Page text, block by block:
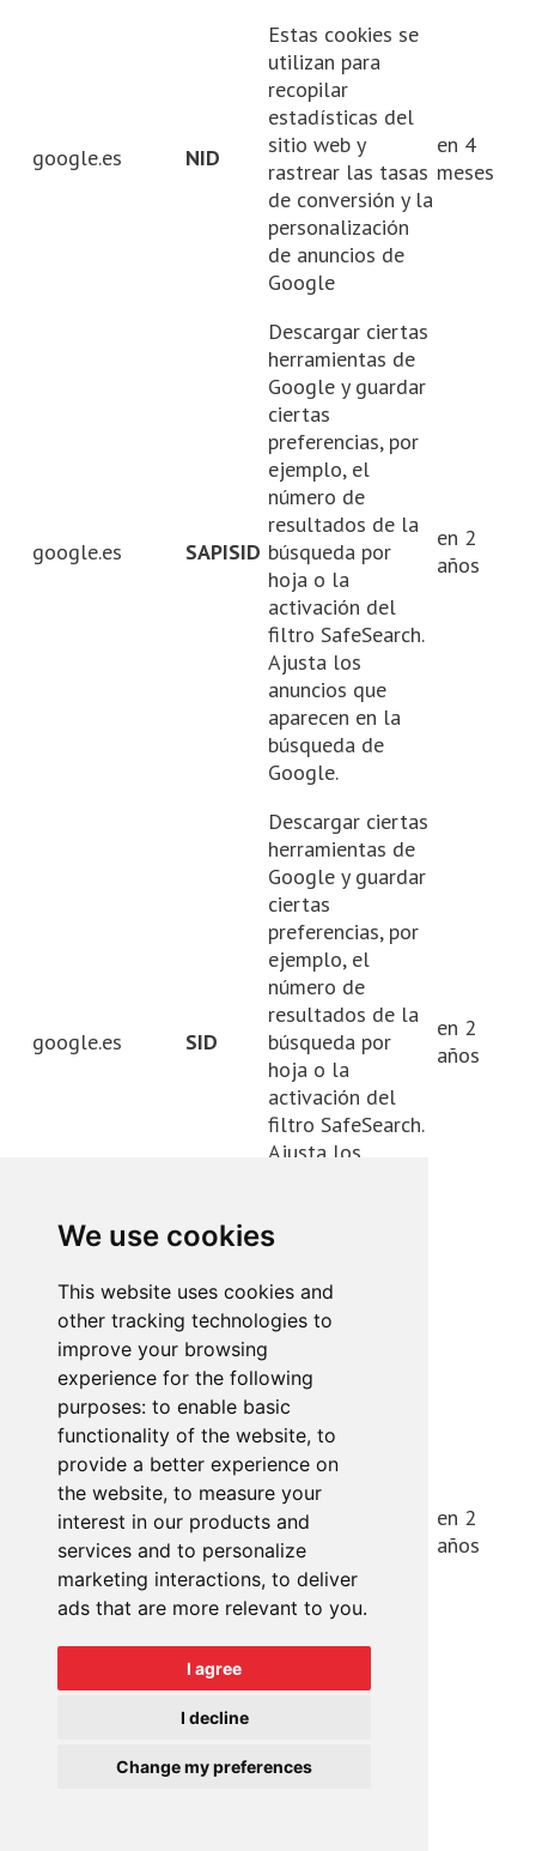
We use cookies
This website uses cookies and
other tracking technologies to
improve your browsing
experience for the following
purposes: to enable basic
functionality of the website, to
provide a better experience on
the website, to measure your
interest in our products and
services and to personalize
marketing interactions, to deliver
ads that are more relevant to you.
I agree
I decline
Change my preferences
google.es NID
Estas cookies se
utilizan para
recopilar
estadísticas del
sitio web y
rastrear las tasas
de conversión y la
personalización
de anuncios de
Google
en 4
meses
google.es SAPISID
Descargar ciertas
herramientas de
Google y guardar
ciertas
preferencias, por
ejemplo, el
número de
resultados de la
búsqueda por
hoja o la
activación del
filtro SafeSearch.
Ajusta los
anuncios que
aparecen en la
búsqueda de
Google.
en 2
años
google.es SID
Descargar ciertas
herramientas de
Google y guardar
ciertas
preferencias, por
ejemplo, el
número de
resultados de la
búsqueda por
hoja o la
activación del
filtro SafeSearch.
Ajusta los
búsqueda de
en 2
años
google.es SSID
Descarga ciertas
herramientas de
Google y guarda
ciertas
preferencias, por
ejemplo, el
número de
resultados de
búsqueda por
página o la
activación del
filtro SafeSearch.
Ajusta los
aparecen en la
en 2
años